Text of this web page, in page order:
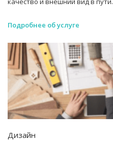
Подробнее об услуге
Дизайн